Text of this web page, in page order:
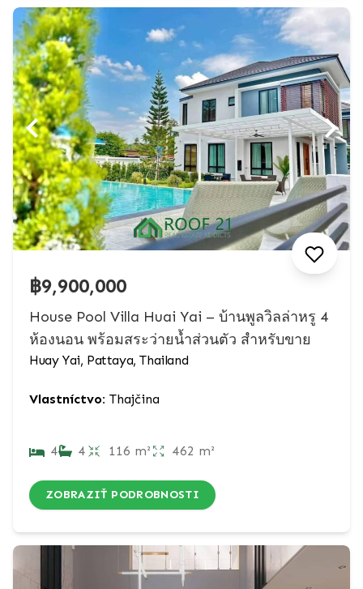
฿9,900,000
House Pool Villa Huai Yai – บ้านพูลวิลล่าหรู 4
ห้องนอน พร้อมสระว่ายน้ำส่วนตัว สำหรับขาย
Huay Yai, Pattaya, Thailand
Vlastníctvo: Thajčina
4 4 116 m² 462 m²
ZOBRAZIŤ PODROBNOSTI